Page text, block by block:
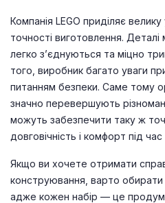
Компанія LEGO приділяє велику
точності виготовлення. Деталі
легко з’єднуються та міцно
того, виробник багато уваги
питанням безпеки. Саме тому
значно перевершують
можуть забезпечити таку ж
довговічність і комфорт під
Якщо ви хочете отримати
конструювання, варто обирати
адже кожен набір — це